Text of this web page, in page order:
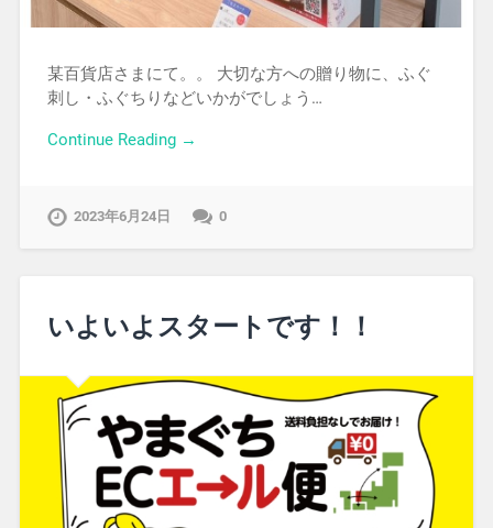
某百貨店さまにて。。 大切な方への贈り物に、ふぐ
刺し・ふぐちりなどいかがでしょう…
Continue Reading →
2023年6月24日 0
いよいよスタートです！！